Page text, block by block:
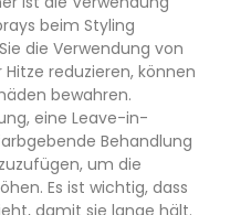
beim Styling
die Verwendung von
reduzieren, können
bewahren.
eine Leave-in-
Behandlung
um die
Es ist wichtig, dass
damit sie lange hält.